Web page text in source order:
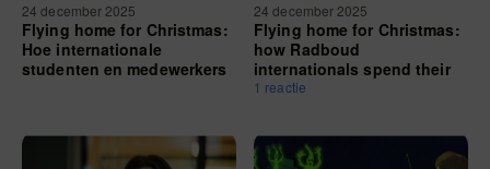
24 december 2025
Flying home for Christmas:
Hoe internationale
studenten en medewerkers
24 december 2025
Flying home for Christmas:
how Radboud
internationals spend their
holiday
1 reactie